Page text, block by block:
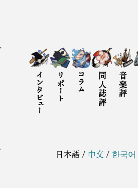
インタビュー リポート コラム 同人誌評 音楽評
日本語/ 中文 / 한국어